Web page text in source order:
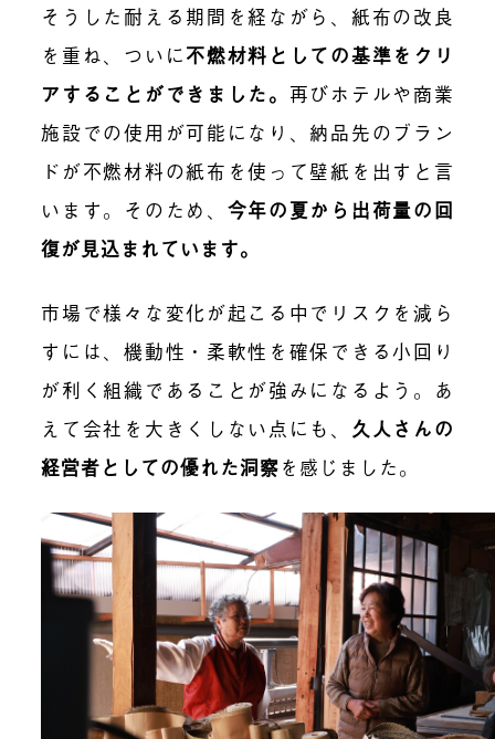
そうした耐える期間を経ながら、紙布の改良
を重ね、ついに不燃材料としての基準をクリ
アすることができました。 再びホテルや商業
施設での使用が可能になり、納品先のブラン
ドが不燃材料の紙布を使って壁紙を出すと言
います。そのため、 今年の夏から出荷量の回
復が見込まれています。
市場で様々な変化が起こる中でリスクを減ら
すには、機動性・柔軟性を確保できる小回り
が利く組織であることが強みになるよう。あ
えて会社を大きくしない点にも、 久人さんの
経営者としての優れた洞察を感じました。